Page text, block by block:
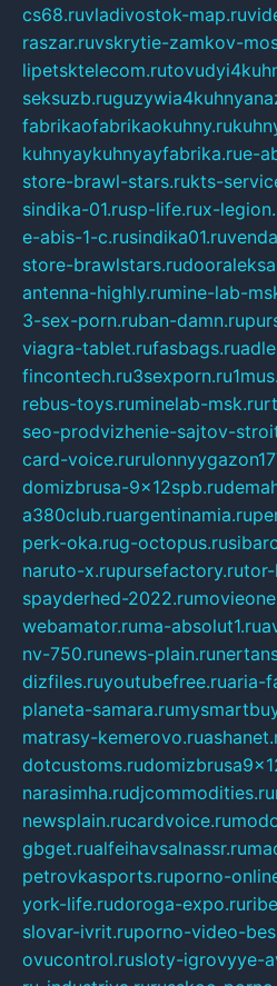
cs68.ruvladivostok-map.ru
raszar.ruvskrytie-zamkov-
lipetsktelecom.ru
seksuzb.ru
fabrikaofabrikaokuhny.ru
kuhnyaykuhnyayfabrika.rue-
store-brawl-stars.rukts-
sindika-01.rusp-life.rux-
e-abis-1-c.rusindika01.ru
store-brawlstars.ru
antenna-highly.rumine-lab-
3-sex-porn.ruban-damn.ru
viagra-tablet.rufasbags.ru
fincontech.ru3sexporn.ru
rebus-toys.ruminelab-msk.ru
seo-prodvizhenie-sajtov-
card-voice.ru
domizbrusa-9x12spb.ru
a380club.ruargentinamia.ru
perk-oka.rug-octopus.ru
naruto-x.rupursefactory.ru
spayderhed-2022.ru
webamator.ruma-absolut1.ru
nv-750.runews-plain.ru
dizfiles.ruyoutubefree.ruaria-
planeta-samara.ru
matrasy-kemerovo.ru
dotcustoms.ru
narasimha.rudjcommodities.ru
newsplain.rucardvoice.ru
gbget.rualfeihavsalnassr.ru
petrovkasports.ruporno-
york-life.rudoroga-expo.ru
slovar-ivrit.ruporno-video-
ovucontrol.rusloty-igrovyye-